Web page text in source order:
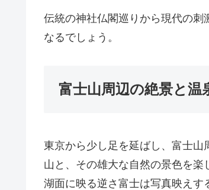
伝統の神社仏閣巡りから現代の
なるでしょう。
富士山周辺の絶景と
東京から少し足を延ばし、富士
山と、その雄大な自然の景色を楽
湖面に映る逆さ富士は写真映えす